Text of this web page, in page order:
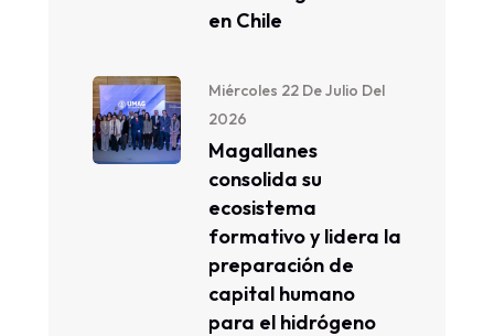
en Chile
Miércoles 22 De Julio Del
2026
Magallanes
consolida su
ecosistema
formativo y lidera la
preparación de
capital humano
para el hidrógeno